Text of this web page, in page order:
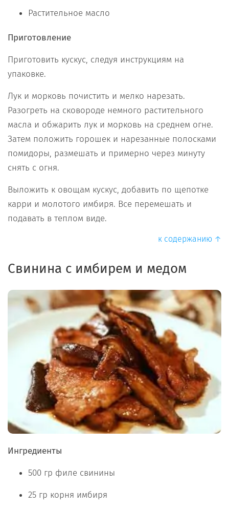
Растительное масло
Приготовление
Приготовить кускус, следуя инструкциям на
упаковке.
Лук и морковь почистить и мелко нарезать.
Разогреть на сковороде немного растительного
масла и обжарить лук и морковь на среднем огне.
Затем положить горошек и нарезанные полосками
помидоры, размешать и примерно через минуту
снять с огня.
Выложить к овощам кускус, добавить по щепотке
карри и молотого имбиря. Все перемешать и
подавать в теплом виде.
к содержанию ↑
Свинина с имбирем и медом
Ингредиенты
500 гр филе свинины
25 гр корня имбиря